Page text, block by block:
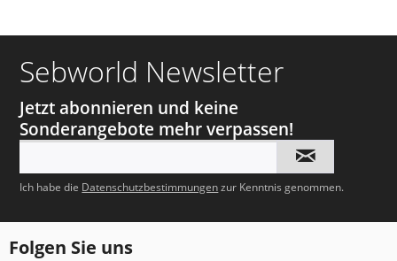
Sebworld Newsletter
Jetzt abonnieren und keine
Sonderangebote mehr verpassen!
Ich habe die Datenschutzbestimmungenzur Kenntnis genommen.
Folgen Sie uns